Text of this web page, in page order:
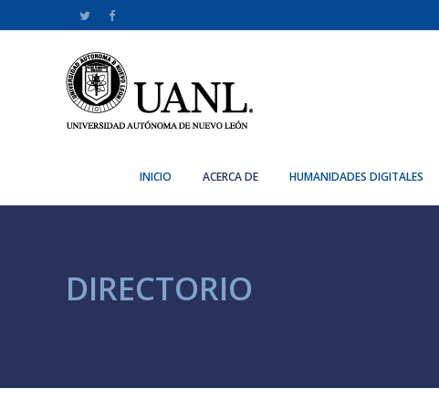
INICIO ACERCA DE HUMANIDADES DIGITALES
DIRECTORIO